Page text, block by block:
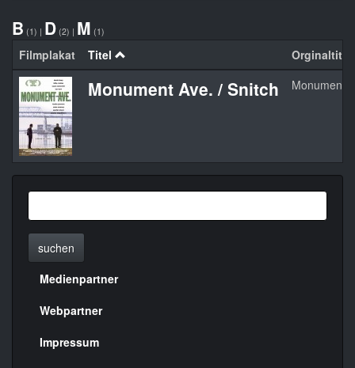
B (1) | D (2) | M (1)
Filmplakat Titel Orginaltitel
Monument Ave. / Snitch Monument
suchen
Menülinks
rechte
Seite
Medienpartner
Webpartner
Impressum